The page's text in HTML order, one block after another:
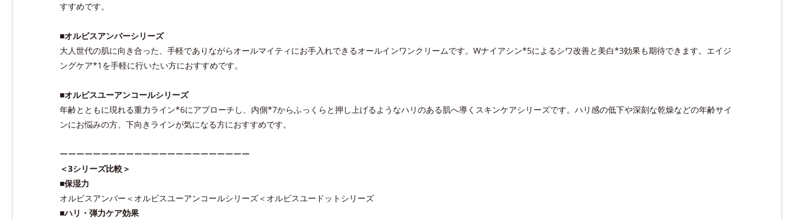
すすめです。
■オルビスアンバーシリーズ
大人世代の肌に向き合った、手軽でありながらオールマイティにお手入れできるオールインワンクリームです。Wナイアシン*5によるシワ改善と美白*3効果も期待できます。エイジ
ングケア*1を手軽に行いたい方におすすめです。
■オルビスユーアンコールシリーズ
年齢とともに現れる重力ライン*6にアプローチし、内側*7からふっくらと押し上げるようなハリのある肌へ導くスキンケアシリーズです。ハリ感の低下や深刻な乾燥などの年齢サイ
ンにお悩みの方、下向きラインが気になる方におすすめです。
ーーーーーーーーーーーーーーーーーーーーーーー
＜3シリーズ比較＞
■保湿力
オルビスアンバー＜オルビスユーアンコールシリーズ＜オルビスユードットシリーズ
■ハリ・弾力ケア効果